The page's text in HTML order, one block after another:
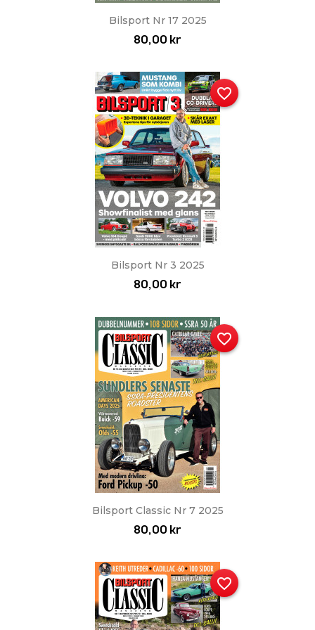
Bilsport Nr 17 2025
80,00 kr
Bilsport Nr 3 2025
80,00 kr
favorite_border
Bilsport Classic Nr 7 2025
80,00 kr
favorite_border
favorite_border